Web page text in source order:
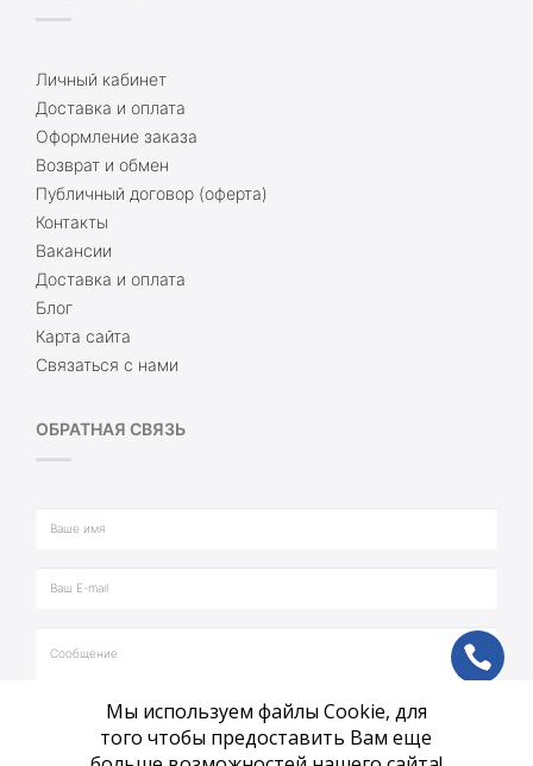
Личный кабинет
Доставка и оплата
Оформление заказа
Возврат и обмен
Публичный договор (оферта)
Контакты
Вакансии
Доставка и оплата
Блог
Карта сайта
Связаться с нами
ОБРАТНАЯ СВЯЗЬ
ph
Мы используем файлы Cookie, для
того чтобы предоставить Вам еще